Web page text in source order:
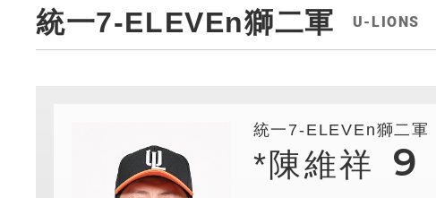
統一7-ELEVEn獅二軍 U-LIONS
統一7-ELEVEn獅二軍
*陳維祥 9